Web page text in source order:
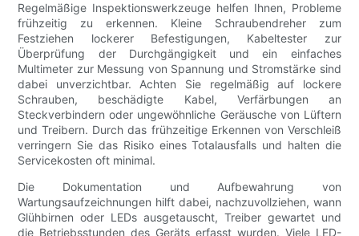
Regelmäßige Inspektionswerkzeuge helfen Ihnen, Probleme
frühzeitig zu erkennen. Kleine Schraubendreher zum
Festziehen lockerer Befestigungen, Kabeltester zur
Überprüfung der Durchgängigkeit und ein einfaches
Multimeter zur Messung von Spannung und Stromstärke sind
dabei unverzichtbar. Achten Sie regelmäßig auf lockere
Schrauben, beschädigte Kabel, Verfärbungen an
Steckverbindern oder ungewöhnliche Geräusche von Lüftern
und Treibern. Durch das frühzeitige Erkennen von Verschleiß
verringern Sie das Risiko eines Totalausfalls und halten die
Servicekosten oft minimal.
Die Dokumentation und Aufbewahrung von
Wartungsaufzeichnungen hilft dabei, nachzuvollziehen, wann
Glühbirnen oder LEDs ausgetauscht, Treiber gewartet und
die Betriebsstunden des Geräts erfasst wurden. Viele LED-